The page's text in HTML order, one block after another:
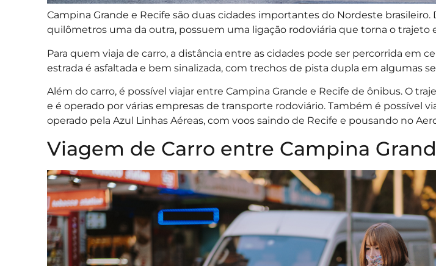
Campina Grande e Recife são duas cidades importantes do Nordeste
quilômetros uma da outra, possuem uma ligação rodoviária que torna o trajeto
Para quem viaja de carro, a distância entre as cidades pode ser percorrida em
estrada é asfaltada e bem sinalizada, com trechos de pista dupla em algumas
Além do carro, é possível viajar entre Campina Grande e Recife de ônibus. O
e é operado por várias empresas de transporte rodoviário. Também é possível
operado pela Azul Linhas Aéreas, com voos saindo de Recife e pousando no
Viagem de Carro entre Campina